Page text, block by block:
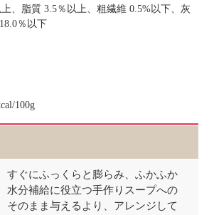
、脂質 3.5％以上、粗繊維 0.5%以下、灰
％以下
100g
すぐにふっくらと膨らみ、ふかふか
水分補給に役立つ手作りスープへの
そのまま与えるより、アレンジして